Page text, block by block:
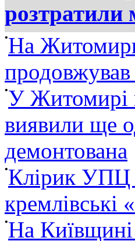
•На
продовжував
•У Житомирі
виявили ще
демонтована
•Клірик УПЦ
кремлівські
•На